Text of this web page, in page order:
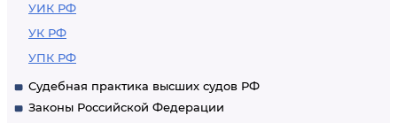
УИК РФ
УК РФ
УПК РФ
Судебная практика высших судов РФ
Законы Российской Федерации